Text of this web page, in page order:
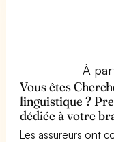
À
Vous êtes
linguistique ?
dédiée à votre
Les assureurs ont